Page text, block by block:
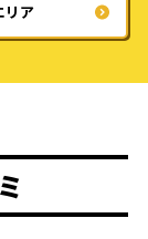
リア